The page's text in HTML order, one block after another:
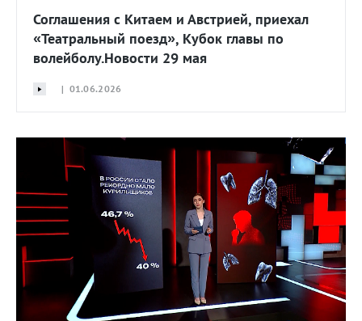
Соглашения с Китаем и Австрией, приехал
«Театральный поезд», Кубок главы по
волейболу.Новости 29 мая
| 01.06.2026